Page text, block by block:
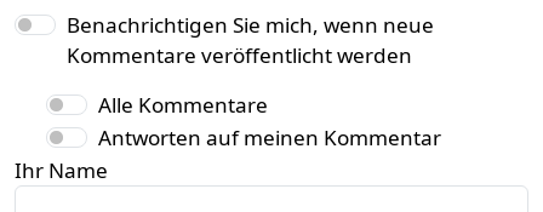
Benachrichtigen Sie mich, wenn neue
Kommentare veröffentlicht werden
Alle Kommentare
Antworten auf meinen Kommentar
Ihr Name